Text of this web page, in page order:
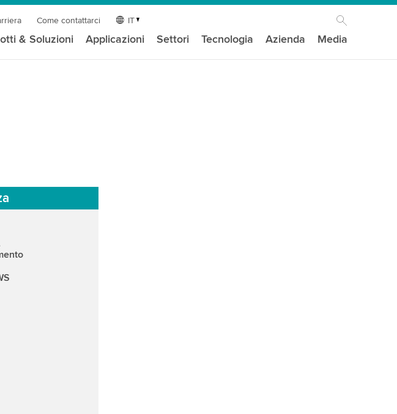
Come contattarci IT
& Soluzioni Applicazioni Settori Tecnologia Azienda Media